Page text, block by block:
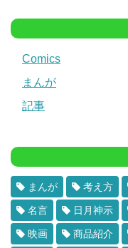
Comics
まんが
記事
まんが 考え方
名言 日月神示
映画 商品紹介